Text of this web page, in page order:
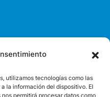
utilizamos tecnologías como las
la información del dispositivo. El
permitirá procesar datos como